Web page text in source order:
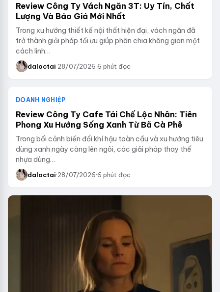
Review Công Ty Vách Ngăn 3T: Uy Tín, Chất
Lượng Và Báo Giá Mới Nhất
Trong xu hướng thiết kế nội thất hiện đại, vách ngăn đã
trở thành giải pháp tối ưu giúp phân chia không gian một
cách linh…
daloctai·28/07/2026·6 phút đọc
DOANH NGHIỆP
Review Công Ty Cafe Tái Chế Lộc Nhân: Tiên
Phong Xu Hướng Sống Xanh Từ Bã Cà Phê
Trong bối cảnh biến đổi khí hậu toàn cầu và xu hướng tiêu
dùng xanh ngày càng lên ngôi, các giải pháp thay thế
nhựa dùng…
daloctai·28/07/2026·6 phút đọc